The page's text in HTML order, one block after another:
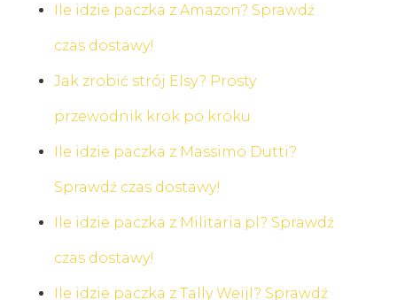
Ile idzie paczka z Amazon? Sprawdź
czas dostawy!
Jak zrobić strój Elsy? Prosty
przewodnik krok po kroku
Ile idzie paczka z Massimo Dutti?
Sprawdź czas dostawy!
Ile idzie paczka z Militaria.pl? Sprawdź
czas dostawy!
Ile idzie paczka z Tally Weijl? Sprawdź